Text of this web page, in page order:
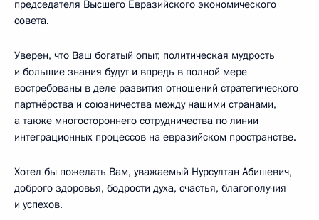
председателя Высшего Евразийского экономического
совета.
Уверен, что Ваш богатый опыт, политическая мудрость
и большие знания будут и впредь в полной мере
востребованы в деле развития отношений стратегического
партнёрства и союзничества между нашими странами,
а также многостороннего сотрудничества по линии
интеграционных процессов на евразийском пространстве.
Хотел бы пожелать Вам, уважаемый Нурсултан Абишевич,
доброго здоровья, бодрости духа, счастья, благополучия
и успехов.